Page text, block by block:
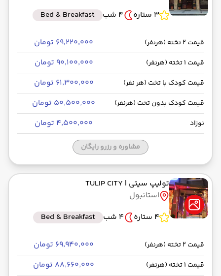
3 ستاره
4 شب Bed & Breakfast
قیمت 2 تخته (هرنفر) ۶۹٬۲۲۰٬۰۰۰ تومان
قیمت 1 تخته (هرنفر) ۹۰٬۱۰۰٬۰۰۰ تومان
قیمت کودک با تخت (هر نفر) ۶۱٬۳۰۰٬۰۰۰ تومان
قیمت کودک بدون تخت (هرنفر) ۵۰٬۵۰۰٬۰۰۰ تومان
نوزاد ۴٬۵۰۰٬۰۰۰ تومان
مشاوره و رزرو رایگان
تولیپ سیتی | TULIP CITY
استانبول
4 ستاره
4 شب Bed & Breakfast
قیمت 2 تخته (هرنفر) ۶۹٬۹۴۰٬۰۰۰ تومان
قیمت 1 تخته (هرنفر) ۸۸٬۶۶۰٬۰۰۰ تومان